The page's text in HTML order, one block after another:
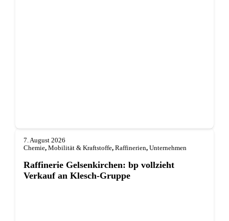
7. August 2026
Chemie, Mobilität & Kraftstoffe, Raffinerien, Unternehmen
Raffinerie Gelsenkirchen: bp vollzieht
Verkauf an Klesch-Gruppe